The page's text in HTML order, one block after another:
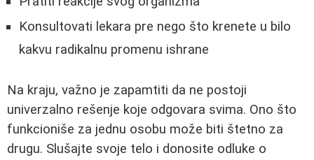
Konsultovati lekara pre nego što krenete u bilo
kakvu radikalnu promenu ishrane
Na kraju, važno je zapamtiti da ne postoji
univerzalno rešenje koje odgovara svima. Ono što
funkcioniše za jednu osobu može biti štetno za
drugu. Slušajte svoje telo i donosite odluke o